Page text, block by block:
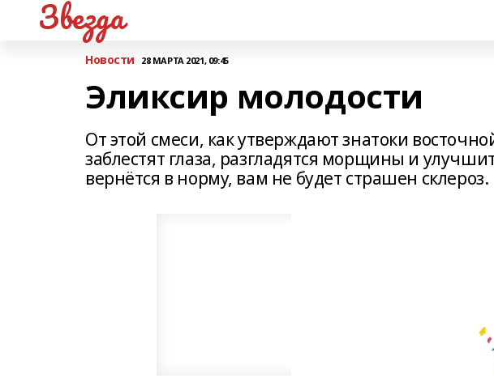
Звезда
Новости 28 МАРТА 2021, 09:45
Эликсир молодости
От этой смеси, как утверждают знатоки
заблестят глаза, разгладятся морщины и
вернётся в норму, вам не будет страшен склероз.